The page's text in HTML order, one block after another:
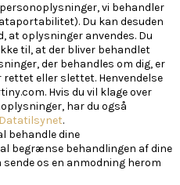
vi behandler
Du kan desuden
at oplysninger anvendes. Du
til, at der bliver behandlet
der behandles om dig, er
eller slettet. Henvendelse
Hvis du vil klage over
har du også
Datatilsynet.
behandle dine
begrænse behandlingen af dine
os en anmodning herom